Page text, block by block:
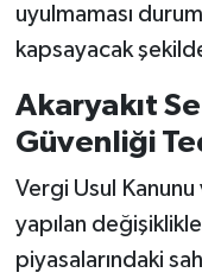
uyulmaması
kapsayacak
Akaryakıt
Güvenliği
Vergi Usul Kanunu
yapılan
piyasalarındaki